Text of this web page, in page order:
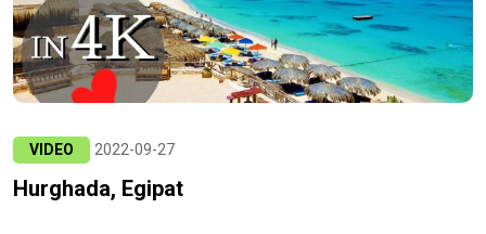
VIDEO 2022-09-27
Hurghada, Egipat